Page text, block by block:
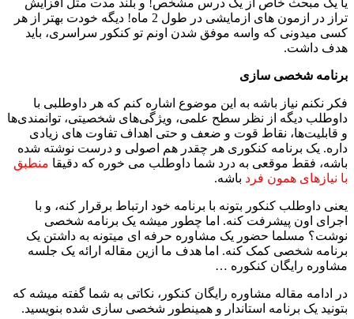
تراز در ازمون های ازمایشی در طول 2 ماه! دیگه خودت بهتر از هر
کسی میدونی که واسه موفق شدن اونم تو کنکور سراسری، باید
هدف داشت.
برنامه شخصی سازی
فکر نکنم نیاز باشه به این موضوع اشاره کنم که هر داوطلبی با
داوطلب دیگه از نظر سطح علمی، ویژگی‌های شخصیتی، توانمندی‌ها
و قابلیت‌ها، نقاط قوت و ضعف و حتی اهداف تفاوت های زیادی
داره. یک برنامه کنکوری هر چقدر هم اصولی و درست نوشته شده
باشه، فقط موقعی به درد شما داوطلب می خوره که دقیقا منطبق
با نیازهای همون فرد باشه.
یعنی داوطلب کنکور بتونه با برنامه خود ارتباط برقرار کنه، و با
اجرای اون پیشرفت کنه. اما چطور میشه یک برنامه شخصی
نوشت؟ مسلما حضور یک مشاوره حرفه ای میتونه به داشتن یک
برنامه شخصی کمک کنه. اما هدف ما ازین مقاله ارائه یک جلسه
مشاوره رایگان کنکوره …
در ادامه مقاله مشاوره رایگان کنکور، نکاتی به شما گفته میشه که
بتونید یک برنامه استاندار و همینطور شخصی سازی شده بنویسید.